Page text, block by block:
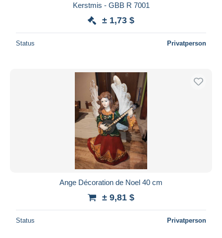
Kerstmis - GBB R 7001
± 1,73 $
Status Privatperson
Ange Décoration de Noel 40 cm
± 9,81 $
Status Privatperson